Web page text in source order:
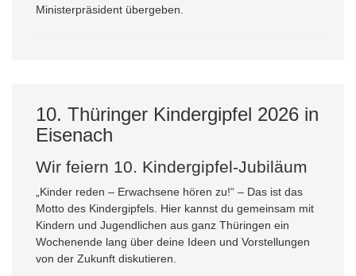
Ministerpräsident übergeben.
10. Thüringer Kindergipfel 2026 in
Eisenach
Wir feiern 10. Kindergipfel-Jubiläum
„Kinder reden – Erwachsene hören zu!“ – Das ist das
Motto des Kindergipfels. Hier kannst du gemeinsam mit
Kindern und Jugendlichen aus ganz Thüringen ein
Wochenende lang über deine Ideen und Vorstellungen
von der Zukunft diskutieren.